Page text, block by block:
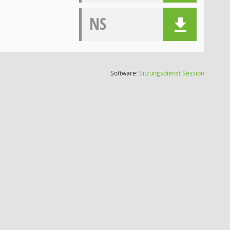
NS
Software:SitzungsdienstSession(Wird in